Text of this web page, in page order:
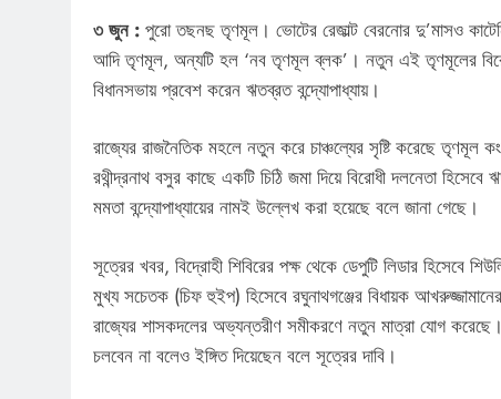
৩ জুন : পুরো তছনছ তৃণমূল। ভোটের রেজাল্ট বেরনোর দু’মাসও
আদি তৃণমূল, অন্যটি হল ‘নব তৃণমূল ব্লক’। নতুন এই তৃণমূলের
বিধানসভায় প্রবেশ করেন ঋতব্রত বন্দ্যোপাধ্যায়।
রাজ্যের রাজনৈতিক মহলে নতুন করে চাঞ্চল্যের সৃষ্টি করেছে তৃণমূল
রথীন্দ্রনাথ বসুর কাছে একটি চিঠি জমা দিয়ে বিরোধী দলনেতা
মমতা বন্দ্যোপাধ্যায়ের নামই উল্লেখ করা হয়েছে বলে জানা গেছে।
সূত্রের খবর, বিদ্রোহী শিবিরের পক্ষ থেকে ডেপুটি লিডার হিসেবে
মুখ্য সচেতক (চিফ হুইপ) হিসেবে রঘুনাথগঞ্জের বিধায়ক
রাজ্যের শাসকদলের অভ্যন্তরীণ সমীকরণে নতুন মাত্রা যোগ করেছে।
চলবেন না বলেও ইঙ্গিত দিয়েছেন বলে সূত্রের দাবি।